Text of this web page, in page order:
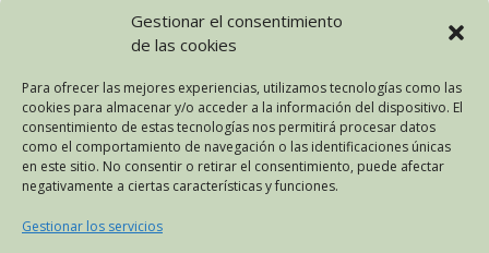
Gestionar el consentimiento
de las cookies
Para ofrecer las mejores experiencias, utilizamos tecnologías como las
cookies para almacenar y/o acceder a la información del dispositivo. El
consentimiento de estas tecnologías nos permitirá procesar datos
como el comportamiento de navegación o las identificaciones únicas
en este sitio. No consentir o retirar el consentimiento, puede afectar
negativamente a ciertas características y funciones.
Gestionar los servicios
septiembre 2011
abril 2011
marzo 2011
mayo 2010
abril 2010
febrero 2009
META